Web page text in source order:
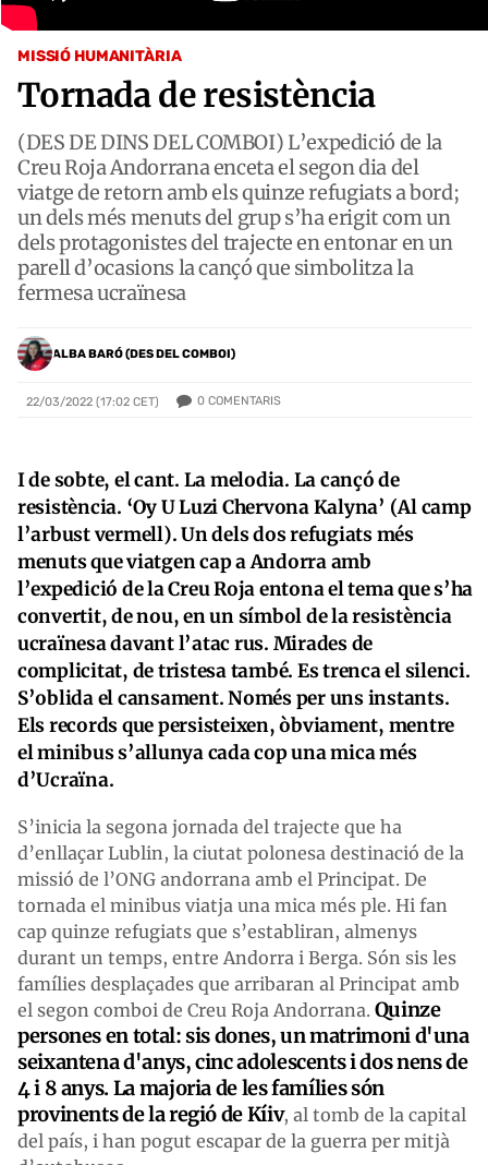
MISSIÓ HUMANITÀRIA
Tornada de resistència
(DES DE DINS DEL COMBOI) L’expedició de la
Creu Roja Andorrana enceta el segon dia del
viatge de retorn amb els quinze refugiats a bord;
un dels més menuts del grup s’ha erigit com un
dels protagonistes del trajecte en entonar en un
parell d’ocasions la cançó que simbolitza la
fermesa ucraïnesa
ALBA BARÓ (DES DEL COMBOI)
22/03/2022 (17:02 CET) 0 COMENTARIS
I de sobte, el cant. La melodia. La cançó de
resistència. ‘Oy U Luzi Chervona Kalyna’ (Al camp
l’arbust vermell). Un dels dos refugiats més
menuts que viatgen cap a Andorra amb
l’expedició de la Creu Roja entona el tema que s’ha
convertit, de nou, en un símbol de la resistència
ucraïnesa davant l’atac rus. Mirades de
complicitat, de tristesa també. Es trenca el silenci.
S’oblida el cansament. Només per uns instants.
Els records que persisteixen, òbviament, mentre
el minibus s’allunya cada cop una mica més
d’Ucraïna.
S’inicia la segona jornada del trajecte que ha
d’enllaçar Lublin, la ciutat polonesa destinació de la
missió de l’ONG andorrana amb el Principat. De
tornada el minibus viatja una mica més ple. Hi fan
cap quinze refugiats que s’establiran, almenys
durant un temps, entre Andorra i Berga. Són sis les
famílies desplaçades que arribaran al Principat amb
el segon comboi de Creu Roja Andorrana. Quinze
persones en total: sis dones, un matrimoni d'una
seixantena d'anys, cinc adolescents i dos nens de
4 i 8 anys. La majoria de les famílies són
provinents de la regió de Kíiv, al tomb de la capital
del país, i han pogut escapar de la guerra per mitjà